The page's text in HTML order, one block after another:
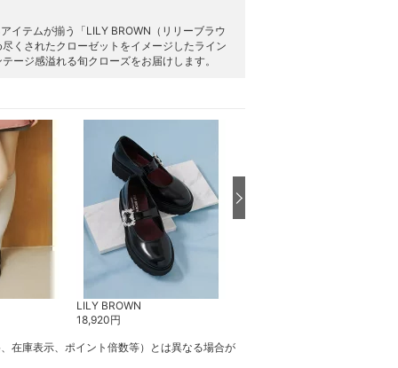
イテムが揃う「LILY BROWN（リリーブラウ
くされたクローゼットをイメージしたライン
ージ感溢れる旬クローズをお届けします。
LILY BROWN
18,920円
在庫表示、ポイント倍数等）とは異なる場合が